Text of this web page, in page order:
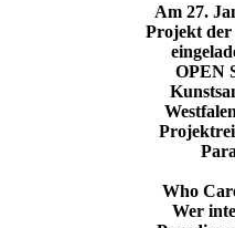
Am 27.
Projekt der
OPEN
Who
Wer